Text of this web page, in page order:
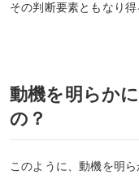
その判断要素ともなり得
動機を明らか
の？
このように、動機を明